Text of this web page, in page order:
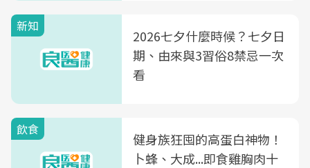
新知
2026七夕什麼時候？七夕日
期、由來與3習俗8禁忌一次
看
飲食
健身族狂囤的高蛋白神物！
卜蜂、大成...即食雞胸肉十